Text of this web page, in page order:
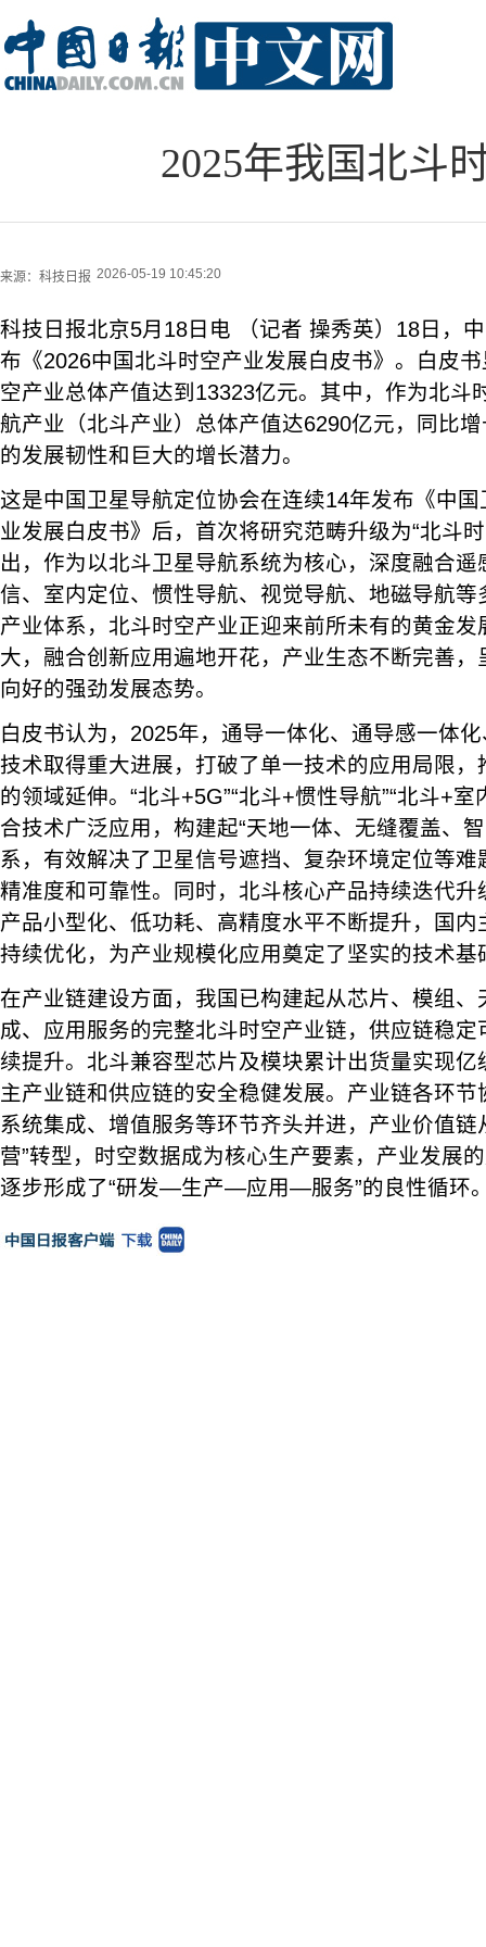
2025年我国北斗
来源： 科技日报 2026-05-19 10:45:20
科技日报北京5月18日电 （记者 操秀英）18日，
布《2026中国北斗时空产业发展白皮书》。白皮
空产业总体产值达到13323亿元。其中，作为北斗
航产业（北斗产业）总体产值达6290亿元，同比
的发展韧性和巨大的增长潜力。
这是中国卫星导航定位协会在连续14年发布《中
业发展白皮书》后，首次将研究范畴升级为“北斗
出，作为以北斗卫星导航系统为核心，深度融合
信、室内定位、惯性导航、视觉导航、地磁导航
产业体系，北斗时空产业正迎来前所未有的黄金
大，融合创新应用遍地开花，产业生态不断完善
向好的强劲发展态势。
白皮书认为，2025年，通导一体化、通导感一体
技术取得重大进展，打破了单一技术的应用局限
的领域延伸。“北斗+5G”“北斗+惯性导航”“北斗+室
合技术广泛应用，构建起“天地一体、无缝覆盖、
系，有效解决了卫星信号遮挡、复杂环境定位等
精准度和可靠性。同时，北斗核心产品持续迭代
产品小型化、低功耗、高精度水平不断提升，国
持续优化，为产业规模化应用奠定了坚实的技术基
在产业链建设方面，我国已构建起从芯片、模组、
成、应用服务的完整北斗时空产业链，供应链稳
续提升。北斗兼容型芯片及模块累计出货量实现
主产业链和供应链的安全稳健发展。产业链各环
系统集成、增值服务等环节齐头并进，产业价值链
营”转型，时空数据成为核心生产要素，产业发展
逐步形成了“研发—生产—应用—服务”的良性循环